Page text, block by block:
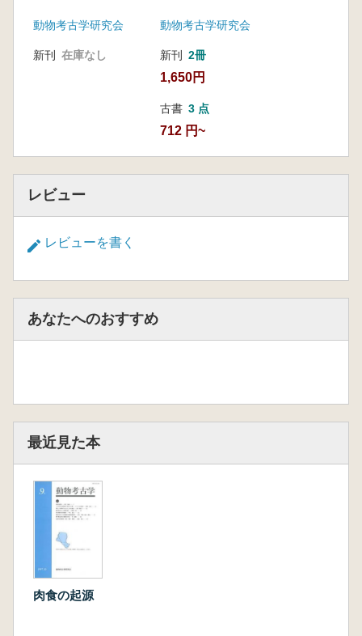
動物考古学研究会
新刊 在庫なし
動物考古学研究会
新刊 2冊
1,650円
古書 3 点
712 円~
レビュー
レビューを書く
あなたへのおすすめ
最近見た本
肉食の起源